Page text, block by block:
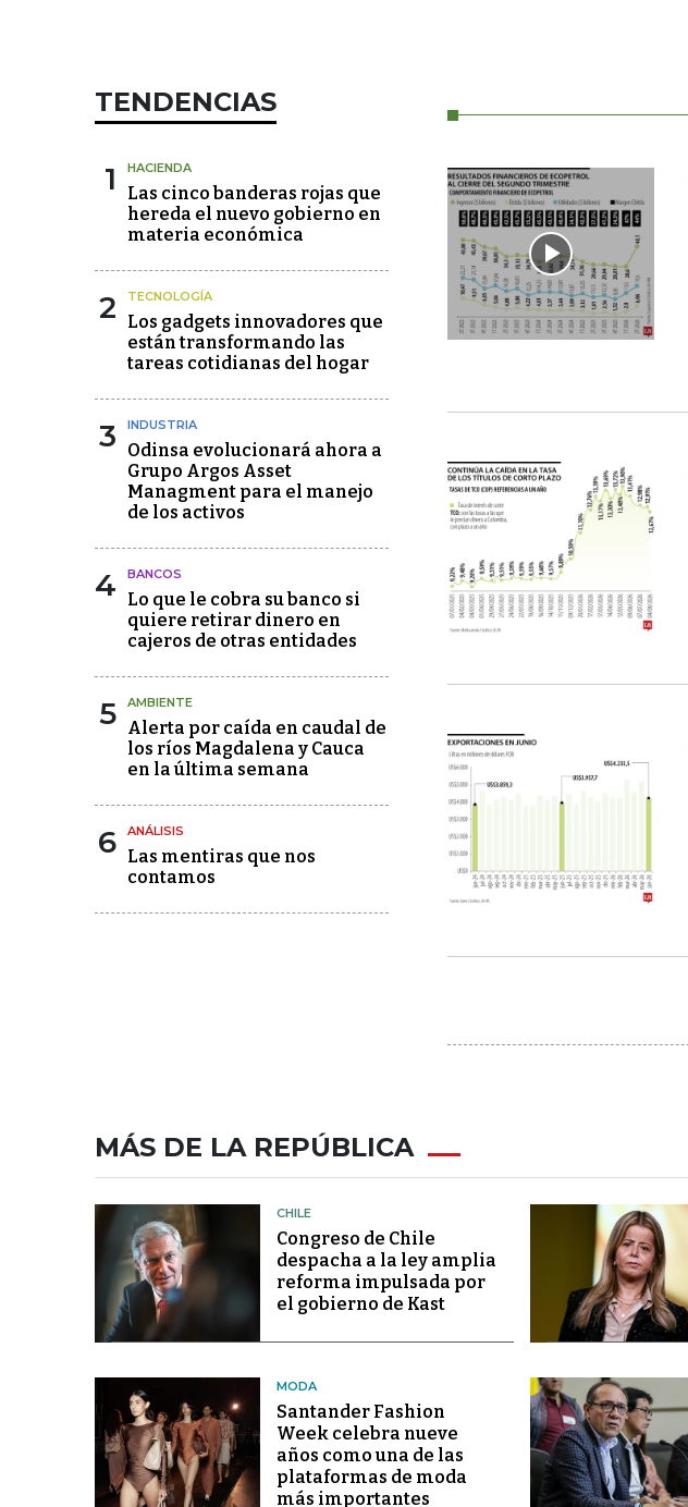
TENDENCIAS
1 HACIENDA
Las cinco banderas rojas que
hereda el nuevo gobierno en
materia económica
2 TECNOLOGÍA
Los gadgets innovadores que
están transformando las
tareas cotidianas del hogar
3 INDUSTRIA
Odinsa evolucionará ahora a
Grupo Argos Asset
Managment para el manejo
de los activos
4 BANCOS
Lo que le cobra su banco si
quiere retirar dinero en
cajeros de otras entidades
5 AMBIENTE
Alerta por caída en caudal de
los ríos Magdalena y Cauca
en la última semana
6 ANÁLISIS
Las mentiras que nos
contamos
MÁS DE LA REPÚBLICA
CHILE
Congreso de Chile
despacha a la ley amplia
reforma impulsada por
el gobierno de Kast
MODA
Santander Fashion
Week celebra nueve
años como una de las
plataformas de moda
más importantes